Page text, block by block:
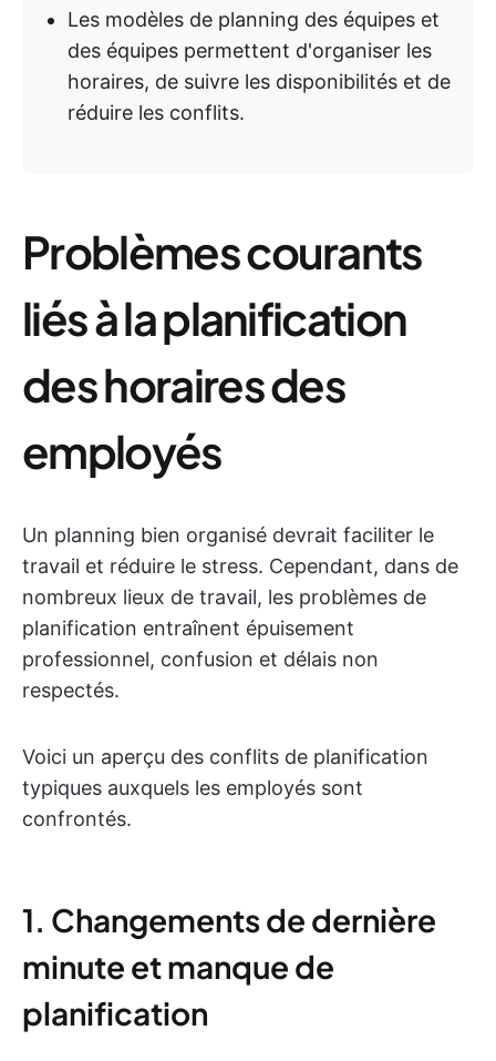
Les modèles de planning des équipes et
des équipes permettent d'organiser les
horaires, de suivre les disponibilités et de
réduire les conflits.
Problèmes courants
liés à la planification
des horaires des
employés
Un planning bien organisé devrait faciliter le
travail et réduire le stress. Cependant, dans de
nombreux lieux de travail, les problèmes de
planification entraînent épuisement
professionnel, confusion et délais non
respectés.
Voici un aperçu des conflits de planification
typiques auxquels les employés sont
confrontés.
1. Changements de dernière
minute et manque de
planification